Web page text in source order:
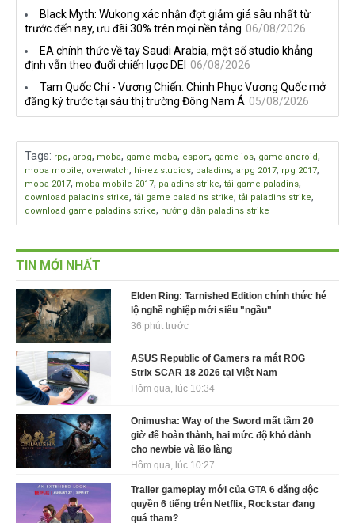
Black Myth: Wukong xác nhận đợt giảm giá sâu nhất từ
trước đến nay, ưu đãi 30% trên mọi nền tảng 06/08/2026
EA chính thức về tay Saudi Arabia, một số studio khẳng
định vẫn theo đuổi chiến lược DEI
06/08/2026
Tam Quốc Chí - Vương Chiến: Chinh Phục Vương Quốc mở
đăng ký trước tại sáu thị trường Đông Nam Á 05/08/2026
Tags: rpg, arpg, moba, game moba, esport, game ios, game android,
moba mobile, overwatch, hi-rez studios, paladins, arpg 2017, rpg 2017,
moba 2017, moba mobile 2017, paladins strike, tải game paladins,
download paladins strike, tải game paladins strike, tải paladins strike,
download game paladins strike, hướng dẫn paladins strike
TIN MỚI NHẤT
Elden Ring: Tarnished Edition chính thức hé
lộ nghề nghiệp mới siêu "ngầu"
36 phút trước
ASUS Republic of Gamers ra mắt ROG
Strix SCAR 18 2026 tại Việt Nam
Hôm qua, lúc 10:34
Onimusha: Way of the Sword mất tầm 20
giờ để hoàn thành, hai mức độ khó dành
cho newbie và lão làng
Hôm qua, lúc 10:27
Trailer gameplay mới của GTA 6 đăng độc
quyền 6 tiếng trên Netflix, Rockstar đang
quá tham?